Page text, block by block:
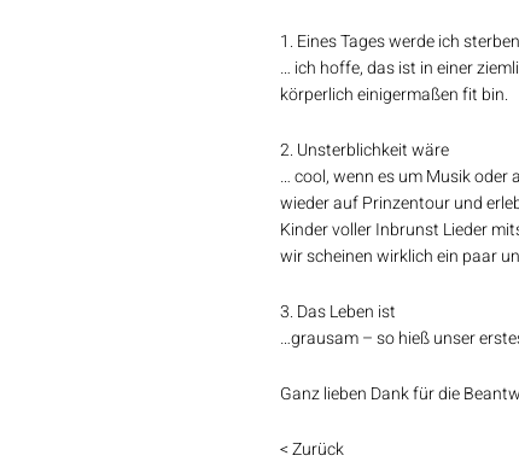
1. Eines Tages werde ich
… ich hoffe, das ist in einer
körperlich einigermaßen fit bin.
2. Unsterblichkeit wäre
… cool, wenn es um Musik oder
wieder auf Prinzentour und
Kinder voller Inbrunst Lieder
wir scheinen wirklich ein paar
3. Das Leben ist
…grausam – so hieß unser
Ganz lieben Dank für die
< Zurück